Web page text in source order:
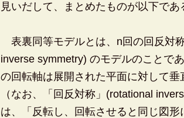
見いだして、まとめたものが以下であ
表裏同等モデルとは、n回の回反対
inverse symmetry) のモデルのことで
の回転軸は展開された平面に対して垂
（なお、「回反対称」(rotational
は、「反転し、回転させると同じ図